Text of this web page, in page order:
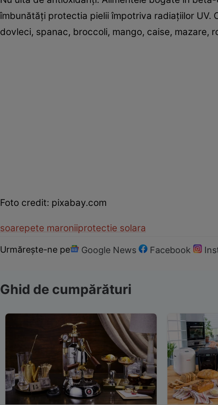
îmbunătăţi protectia pielii împotriva radiaţiilor
dovleci, spanac, broccoli, mango, caise, mazare,
Foto credit: pixabay.com
soarepete maroniiprotectie solara
Urmărește-ne pe Google News Facebook
Ghid de cumpărături